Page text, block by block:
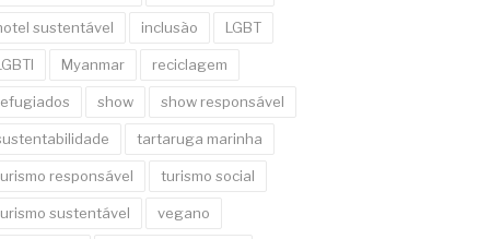
sustentável inclusão LGBT
Myanmar reciclagem
show show responsável
tartaruga marinha
responsável turismo social
sustentável vegano